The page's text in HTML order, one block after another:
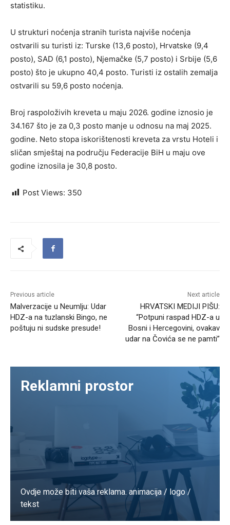
statistiku.
U strukturi noćenja stranih turista najviše noćenja
ostvarili su turisti iz: Turske (13,6 posto), Hrvatske (9,4
posto), SAD (6,1 posto), Njemačke (5,7 posto) i Srbije (5,6
posto) što je ukupno 40,4 posto. Turisti iz ostalih zemalja
ostvarili su 59,6 posto noćenja.
Broj raspoloživih kreveta u maju 2026. godine iznosio je
34.167 što je za 0,3 posto manje u odnosu na maj 2025.
godine. Neto stopa iskorištenosti kreveta za vrstu Hoteli i
sličan smještaj na području Federacije BiH u maju ove
godine iznosila je 30,8 posto.
Post Views: 350
Previous article
Malverzacije u Neumlju: Udar
HDZ-a na tuzlanski Bingo, ne
poštuju ni sudske presude!
Next article
HRVATSKI MEDIJI PIŠU:
“Potpuni raspad HDZ-a u
Bosni i Hercegovini, ovakav
udar na Čovića se ne pamti”
Reklamni prostor
Ovdje može biti vaša reklama. animacija / logo /
tekst